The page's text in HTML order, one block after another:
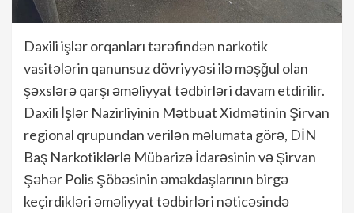
Daxili işlər orqanları tərəfindən narkotik
vasitələrin qanunsuz dövriyyəsi ilə məşğul olan
şəxslərə qarşı əməliyyat tədbirləri davam etdirilir.
Daxili İşlər Nazirliyinin Mətbuat Xidmətinin Şirvan
regional qrupundan verilən məlumata görə, DİN
Baş Narkotiklərlə Mübarizə İdarəsinin və Şirvan
Şəhər Polis Şöbəsinin əməkdaşlarının birgə
keçirdikləri əməliyyat tədbirləri nəticəsində